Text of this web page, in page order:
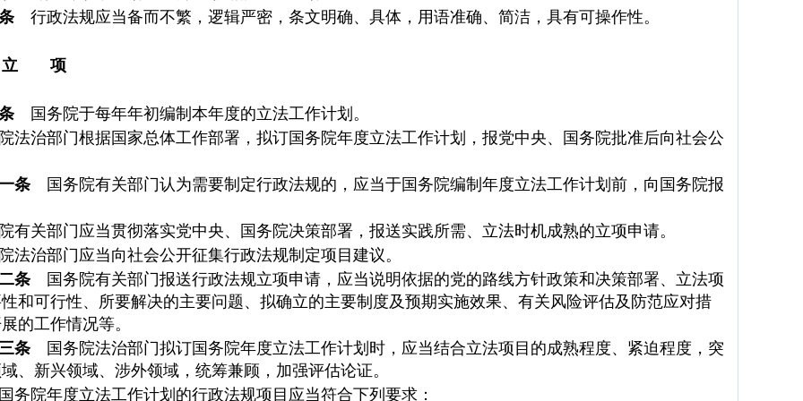
行政法规应当备而不繁，逻辑严密，条文明确、具体，用语准确、简洁，具有可操作性。
立 项
国务院于每年年初编制本年度的立法工作计划。
法治部门根据国家总体工作部署，拟订国务院年度立法工作计划，报党中央、国务院批准后向社会公
条 国务院有关部门认为需要制定行政法规的，应当于国务院编制年度立法工作计划前，向国务院报
有关部门应当贯彻落实党中央、国务院决策部署，报送实践所需、立法时机成熟的立项申请。
法治部门应当向社会公开征集行政法规制定项目建议。
条 国务院有关部门报送行政法规立项申请，应当说明依据的党的路线方针政策和决策部署、立法项
和可行性、所要解决的主要问题、拟确立的主要制度及预期实施效果、有关风险评估及防范应对措
的工作情况等。
条 国务院法治部门拟订国务院年度立法工作计划时，应当结合立法项目的成熟程度、紧迫程度，突
、新兴领域、涉外领域，统筹兼顾，加强评估论证。
务院年度立法工作计划的行政法规项目应当符合下列要求：